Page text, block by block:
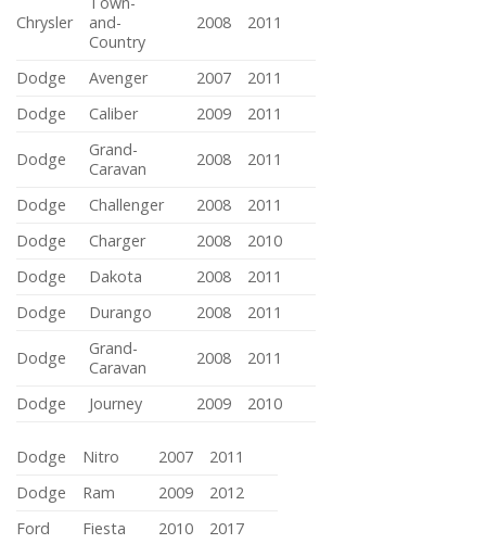
Chrysler
and-
Country
2008 2011
Dodge Avenger 2007
2011
Dodge
Caliber 2009 2011
Dodge
Grand-
Caravan
2008 2011
Dodge Challenger 2008
2011
Dodge
Charger 2008
2010
Dodge
Dakota 2008
2011
Dodge
Durango 2008 2011
Dodge
Grand-
Caravan
2008 2011
Dodge Journey 2009 2010
Dodge Nitro 2007
2011
Dodge
Ram 2009
2012
Ford
Fiesta 2010 2017